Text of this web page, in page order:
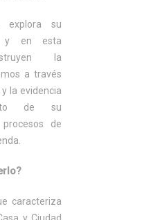
explora su
y en esta
la
a través
la evidencia
de su
de
caracteriza